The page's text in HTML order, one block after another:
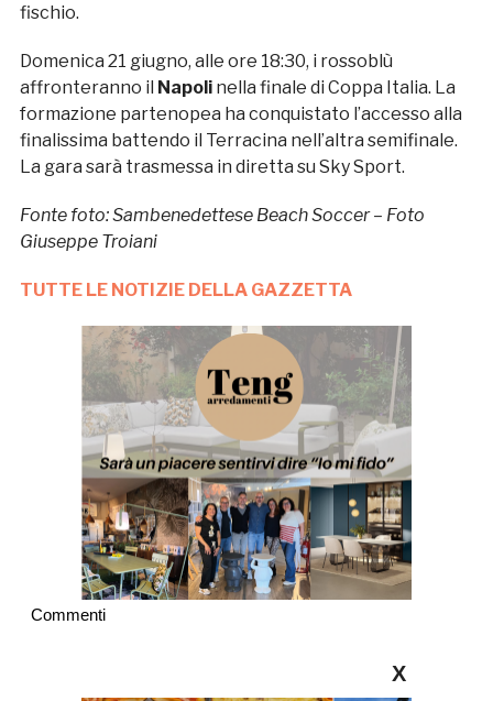
fischio.
Domenica 21 giugno, alle ore 18:30, i rossoblù
affronteranno il Napolinella finale di Coppa Italia. La
formazione partenopea ha conquistato l’accesso alla
finalissima battendo il Terracina nell’altra semifinale.
La gara sarà trasmessa in diretta su Sky Sport.
Fonte foto: Sambenedettese Beach Soccer – Foto
Giuseppe Troiani
TUTTE LE NOTIZIE DELLA GAZZETTA
Commenti
X